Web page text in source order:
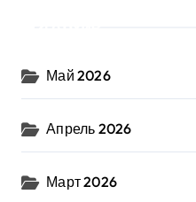
Май 2026
Апрель 2026
Март 2026